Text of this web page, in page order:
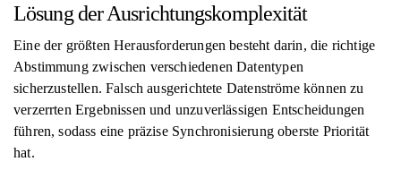
Lösung der Ausrichtungskomplexität
Eine der größten Herausforderungen besteht darin, die richtige
Abstimmung zwischen verschiedenen Datentypen
sicherzustellen. Falsch ausgerichtete Datenströme können zu
verzerrten Ergebnissen und unzuverlässigen Entscheidungen
führen, sodass eine präzise Synchronisierung oberste Priorität
hat.